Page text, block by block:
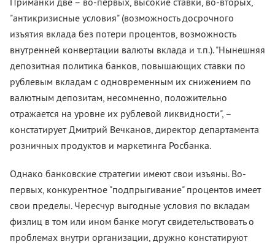
"антикризисные условия" (возможность досрочного
изъятия вклада без потери процентов, возможность
внутренней конвертации валюты вклада и т.п.). "Нынешняя
депозитная политика банков, повышающих ставки по
рублевым вкладам с одновременным их снижением по
валютным депозитам, несомненно, положительно
отражается на уровне их рублевой ликвидности", –
констатирует Дмитрий Вечканов, директор департамента
розничных продуктов и маркетинга Росбанка.
Однако банковские стратегии имеют свои изъяны. Во-
первых, конкурентное "подпрыгивание" процентов имеет
свои пределы. Чересчур выгодные условия по вкладам
физлиц в том или ином банке могут свидетельствовать о
проблемах внутри организации, дружно констатируют